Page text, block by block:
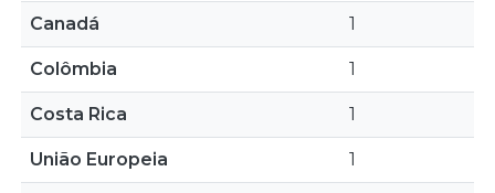
Canadá 1
Colômbia 1
Costa Rica 1
União Europeia 1